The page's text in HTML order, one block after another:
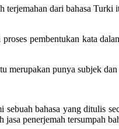
dari bahasa
pembentukan kata
punya subjek
bahasa yang ditulis
penerjemah tersumpah